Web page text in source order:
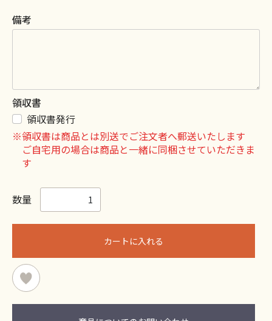
備考
領収書
領収書発行
※領収書は商品とは別送でご注文者へ郵送いたします
ご自宅用の場合は商品と一緒に同梱させていただきま
す
数量
カートに入れる